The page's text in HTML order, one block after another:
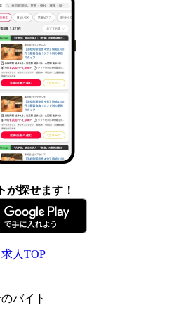
が探せます！
人TOP
バイト